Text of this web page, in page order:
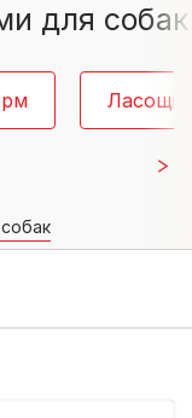
для собак
Ласощі